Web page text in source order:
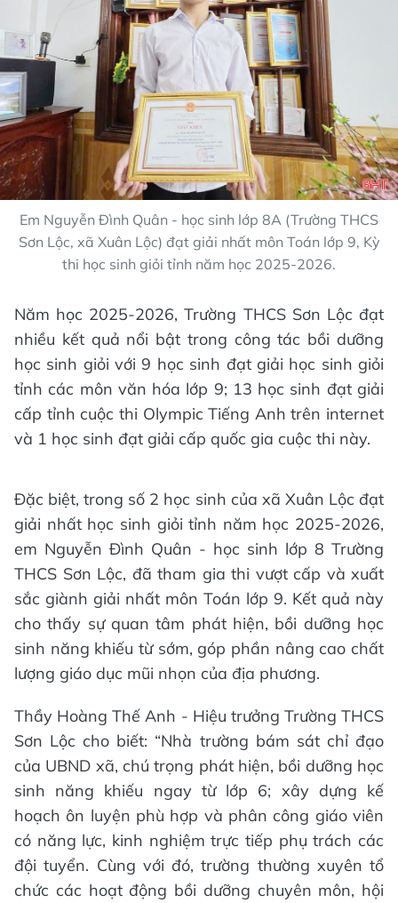
Em Nguyễn Đình Quân - học sinh lớp 8A (Trường THCS
Sơn Lộc, xã Xuân Lộc) đạt giải nhất môn Toán lớp 9, Kỳ
thi học sinh giỏi tỉnh năm học 2025-2026.
Năm học 2025-2026, Trường THCS Sơn Lộc đạt
nhiều kết quả nổi bật trong công tác bồi dưỡng
học sinh giỏi với 9 học sinh đạt giải học sinh giỏi
tỉnh các môn văn hóa lớp 9; 13 học sinh đạt giải
cấp tỉnh cuộc thi Olympic Tiếng Anh trên internet
và 1 học sinh đạt giải cấp quốc gia cuộc thi này.
Đặc biệt, trong số 2 học sinh của xã Xuân Lộc đạt
giải nhất học sinh giỏi tỉnh năm học 2025-2026,
em Nguyễn Đình Quân - học sinh lớp 8 Trường
THCS Sơn Lộc, đã tham gia thi vượt cấp và xuất
sắc giành giải nhất môn Toán lớp 9. Kết quả này
cho thấy sự quan tâm phát hiện, bồi dưỡng học
sinh năng khiếu từ sớm, góp phần nâng cao chất
lượng giáo dục mũi nhọn của địa phương.
Thầy Hoàng Thế Anh - Hiệu trưởng Trường THCS
Sơn Lộc cho biết: “Nhà trường bám sát chỉ đạo
của UBND xã, chú trọng phát hiện, bồi dưỡng học
sinh năng khiếu ngay từ lớp 6; xây dựng kế
hoạch ôn luyện phù hợp và phân công giáo viên
có năng lực, kinh nghiệm trực tiếp phụ trách các
đội tuyển. Cùng với đó, trường thường xuyên tổ
chức các hoạt động bồi dưỡng chuyên môn, hội